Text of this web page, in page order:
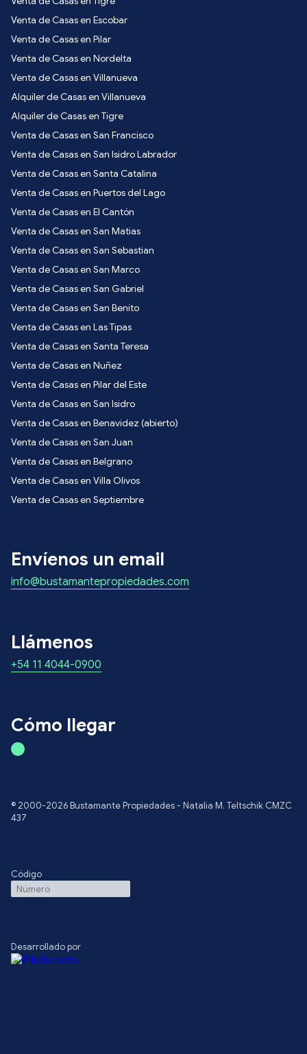
Venta de Casas en Escobar
Venta de Casas en Pilar
Venta de Casas en Nordelta
Venta de Casas en Villanueva
Alquiler de Casas en Villanueva
Alquiler de Casas en Tigre
Venta de Casas en San Francisco
Venta de Casas en San Isidro Labrador
Venta de Casas en Santa Catalina
Venta de Casas en Puertos del Lago
Venta de Casas en El Cantón
Venta de Casas en San Matias
Venta de Casas en San Sebastian
Venta de Casas en San Marco
Venta de Casas en San Gabriel
Venta de Casas en San Benito
Venta de Casas en Las Tipas
Venta de Casas en Santa Teresa
Venta de Casas en Nuñez
Venta de Casas en Pilar del Este
Venta de Casas en San Isidro
Venta de Casas en Benavidez (abierto)
Venta de Casas en San Juan
Venta de Casas en Belgrano
Venta de Casas en Villa Olivos
Venta de Casas en Septiembre
Envíenos un email
info@bustamantepropiedades.com
Llámenos
+54 11 4044-0900
Cómo llegar
© 2000-2026 Bustamante Propiedades - Natalia M. Teltschik CMZC
437
Código
Desarrollado por